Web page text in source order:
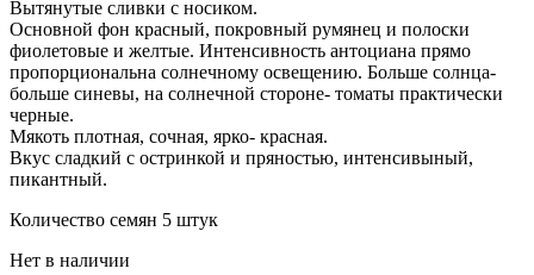
Вытянутые сливки с носиком.
Основной фон красный, покровный румянец и полоски
фиолетовые и желтые. Интенсивность антоциана прямо
пропорциональна солнечному освещению. Больше солнца-
больше синевы, на солнечной стороне- томаты практически
черные.
Мякоть плотная, сочная, ярко- красная.
Вкус сладкий с остринкой и пряностью, интенсивыный,
пикантный.
Количество семян 5 штук
Нет в наличии